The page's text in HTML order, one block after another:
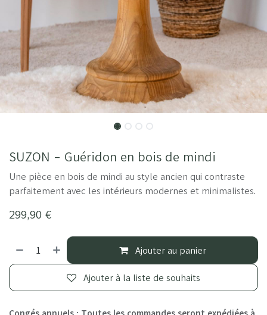
SUZON - Guéridon en bois de mindi
Une pièce en bois de mindi au style ancien qui contraste
parfaitement avec les intérieurs modernes et minimalistes.
299,90 €
Ajouter au panier
Ajouter à la liste de souhaits